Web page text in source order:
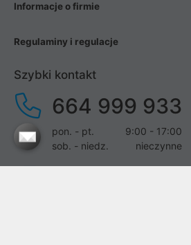
Informacje o firmie
Regulaminy i regulacje
Szybki kontakt
664 999 933
pon. - pt.
9:00 - 17:00
sob. - niedz.
nieczynne